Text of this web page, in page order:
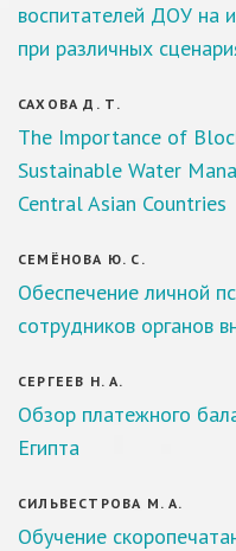
воспитателей ДОУ на
при различных
САХОВА Д. Т.
The Importance of
Sustainable Water
Central Asian Countries
СЕМЁНОВА Ю. С.
Обеспечение личной
сотрудников органов
СЕРГЕЕВ Н. А.
Обзор платежного
Египта
СИЛЬВЕСТРОВА М. А.
Обучение